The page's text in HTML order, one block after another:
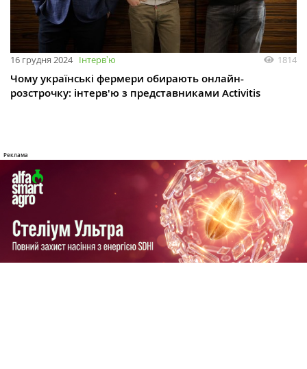
16 грудня 2024 Інтервʼю 1814
Чому українські фермери обирають онлайн-
розстрочку: інтерв'ю з представниками Activitis